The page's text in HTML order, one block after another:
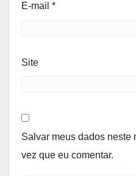
E-mail *
Site
Salvar meus dados neste
vez que eu comentar.